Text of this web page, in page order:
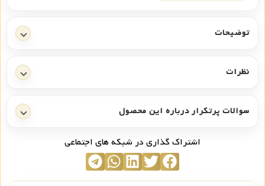
توضیحات
نظرات
سوالات پرتکرار درباره این محصول
اشتراک گذاری در شبکه های اجتماعی